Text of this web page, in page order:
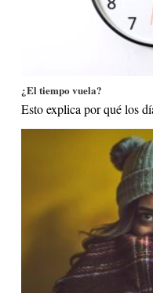
¿El tiempo vuela?
Esto explica por qué los